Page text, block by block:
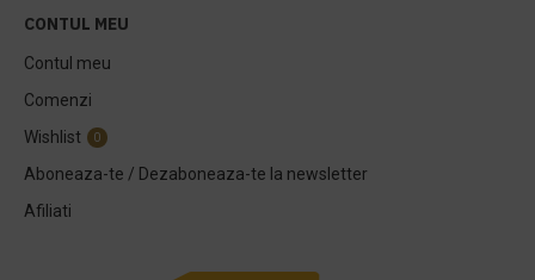
CONTUL MEU
Contul meu
Comenzi
Wishlist
0
Aboneaza-te / Dezaboneaza-te la newsletter
Afiliati